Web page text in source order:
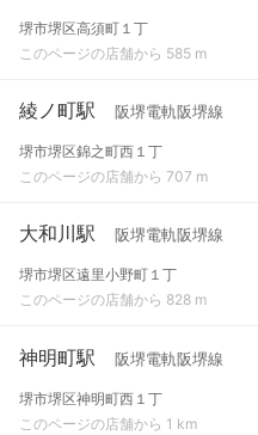
堺市堺区高須町１丁
このページの店舗から 585 m
綾ノ町駅 阪堺電軌阪堺線
堺市堺区錦之町西１丁
このページの店舗から 707 m
大和川駅 阪堺電軌阪堺線
堺市堺区遠里小野町１丁
このページの店舗から 828 m
神明町駅 阪堺電軌阪堺線
堺市堺区神明町西１丁
このページの店舗から 1 km